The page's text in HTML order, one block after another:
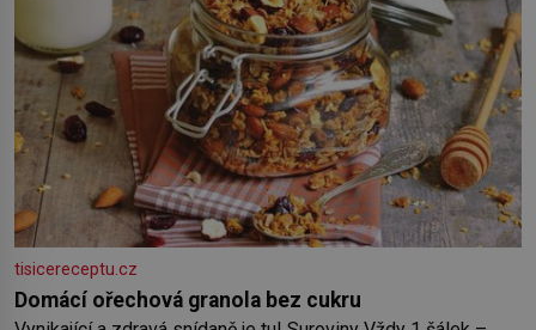
tisicereceptu.cz
Domácí ořechová granola bez cukru